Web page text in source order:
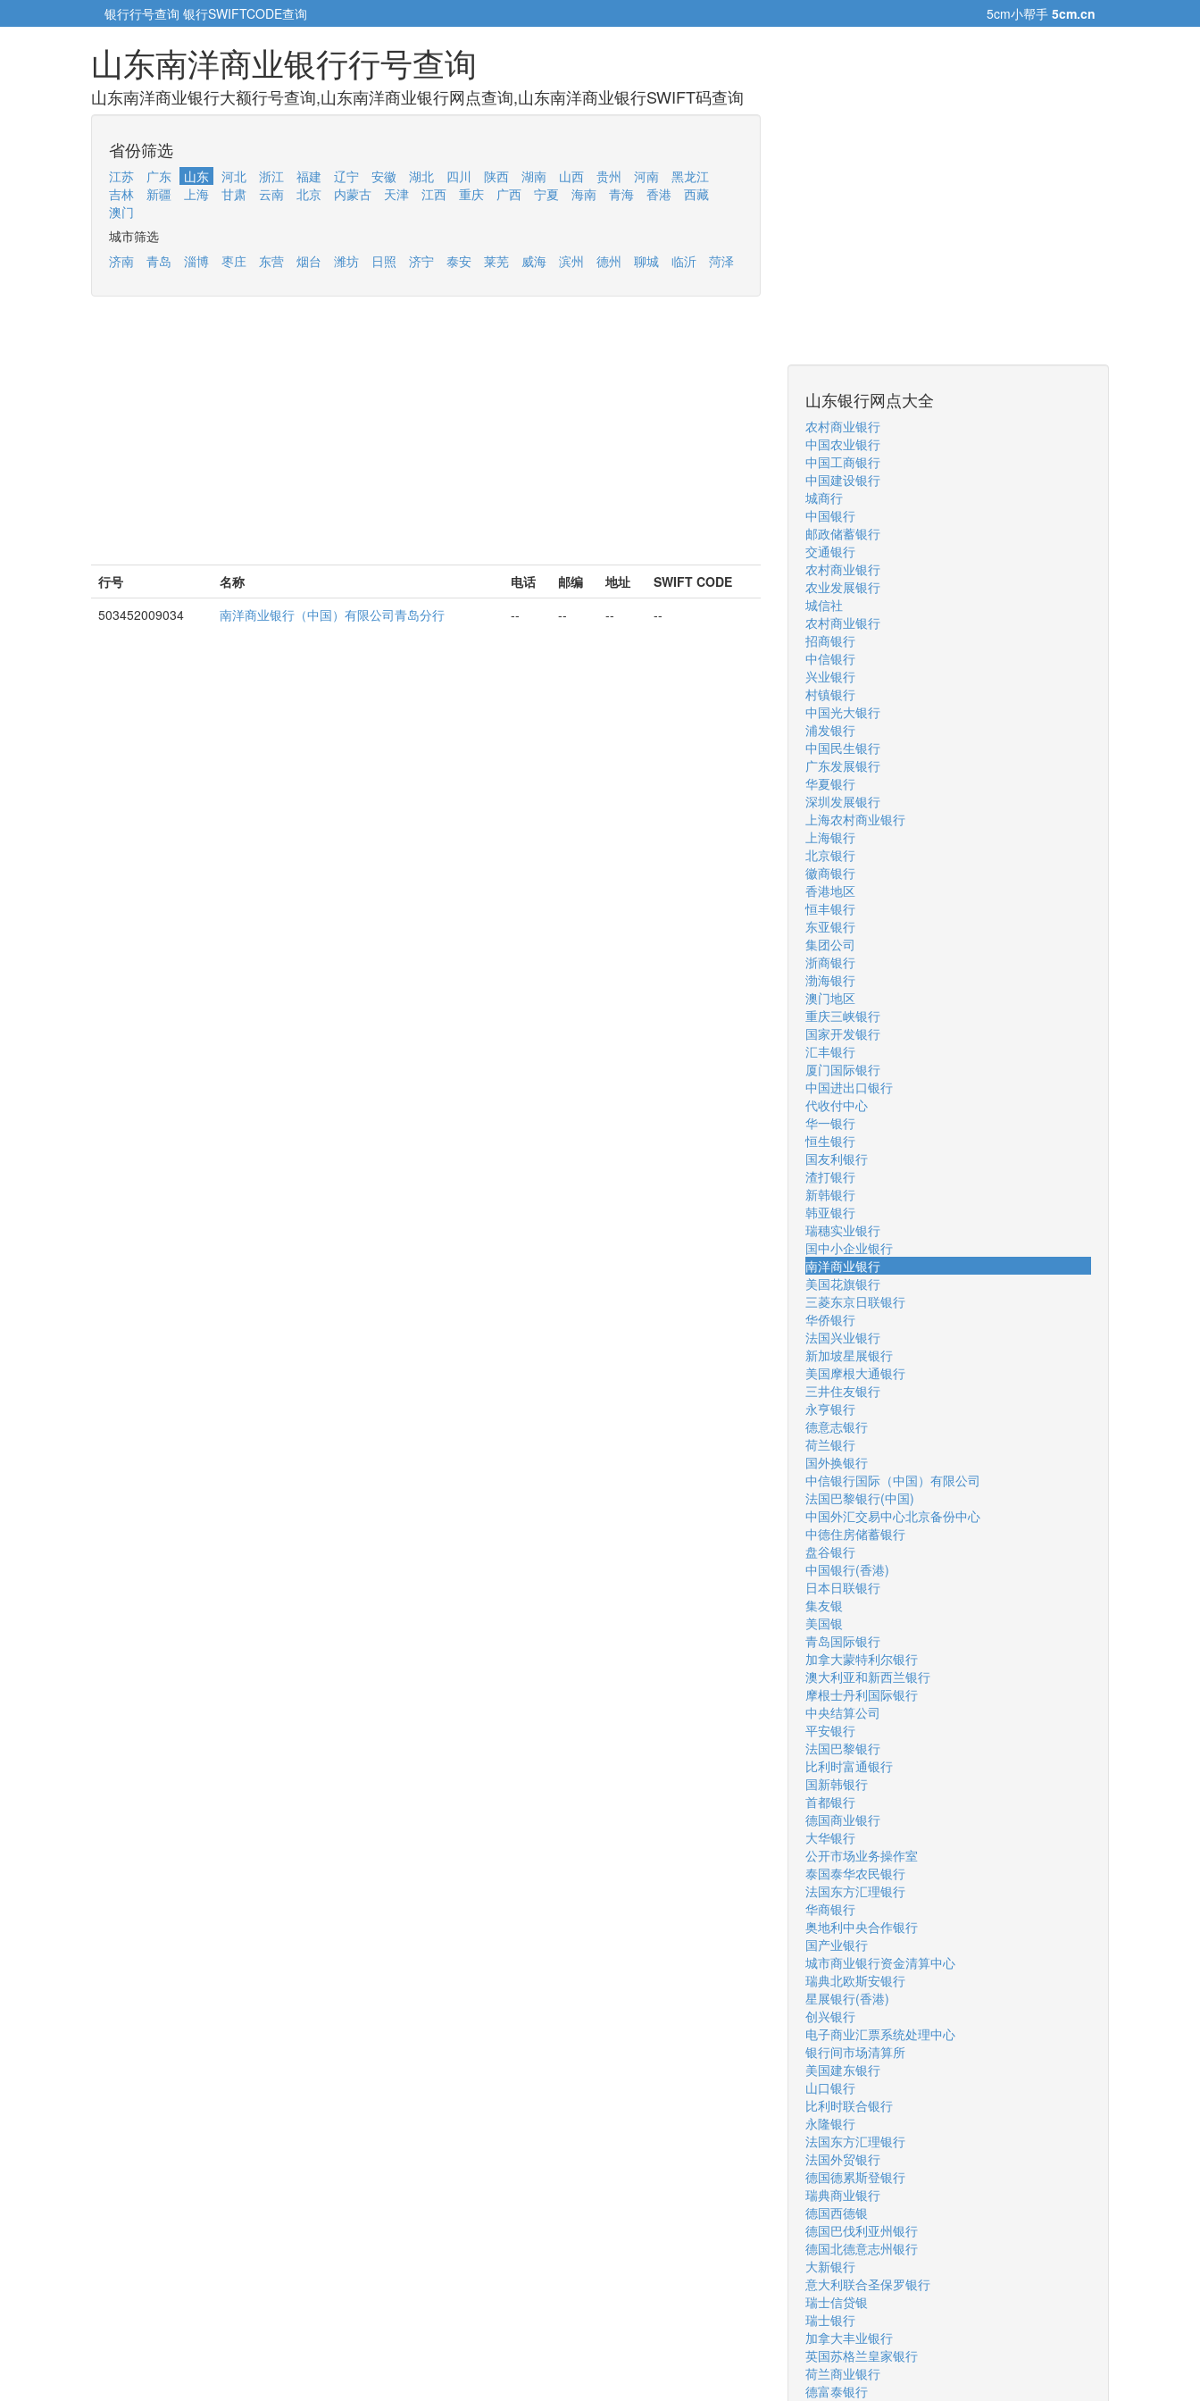
银行行号查询 银行SWIFTCODE查询 5cm小帮手 5cm.cn
山东南洋商业银行行号查询
山东南洋商业银行大额行号查询,山东南洋商业银行网点查询,山东南洋商业银行SWIFT码查询
省份筛选
江苏 广东 山东 河北 浙江 福建 辽宁 安徽 湖北 四川 陕西 湖南 山西 贵州 河南
黑龙江
吉林
新疆 上海 甘肃 云南 北京 内蒙古 天津 江西 重庆 广西 宁夏 海南 青海 香港
西藏
澳门
城市筛选
济南
青岛 淄博 枣庄 东营 烟台 潍坊 日照 济宁 泰安 莱芜 威海 滨州 德州 聊城 临沂 菏泽
行号 名称 电话 邮编 地址
SWIFT CODE
503452009034
南洋商业银行（中国）有限公司青岛分行 -- -- -- --
山东银行网点大全
农村商业银行
中国农业银行
中国工商银行
中国建设银行
城商行
中国银行
邮政储蓄银行
交通银行
农村商业银行
农业发展银行
城信社
农村商业银行
招商银行
中信银行
兴业银行
村镇银行
中国光大银行
浦发银行
中国民生银行
广东发展银行
华夏银行
深圳发展银行
上海农村商业银行
上海银行
北京银行
徽商银行
香港地区
恒丰银行
东亚银行
集团公司
浙商银行
渤海银行
澳门地区
重庆三峡银行
国家开发银行
汇丰银行
厦门国际银行
中国进出口银行
代收付中心
华一银行
恒生银行
国友利银行
渣打银行
新韩银行
韩亚银行
瑞穗实业银行
国中小企业银行
南洋商业银行
美国花旗银行
三菱东京日联银行
华侨银行
法国兴业银行
新加坡星展银行
美国摩根大通银行
三井住友银行
永亨银行
德意志银行
荷兰银行
国外换银行
中信银行国际（中国）有限公司
法国巴黎银行(中国)
中国外汇交易中心北京备份中心
中德住房储蓄银行
盘谷银行
中国银行(香港)
日本日联银行
集友银
美国银
青岛国际银行
加拿大蒙特利尔银行
澳大利亚和新西兰银行
摩根士丹利国际银行
中央结算公司
平安银行
法国巴黎银行
比利时富通银行
国新韩银行
首都银行
德国商业银行
大华银行
公开市场业务操作室
泰国泰华农民银行
法国东方汇理银行
华商银行
奥地利中央合作银行
国产业银行
城市商业银行资金清算中心
瑞典北欧斯安银行
星展银行(香港)
创兴银行
电子商业汇票系统处理中心
银行间市场清算所
美国建东银行
山口银行
比利时联合银行
永隆银行
法国东方汇理银行
法国外贸银行
德国德累斯登银行
瑞典商业银行
德国西德银
德国巴伐利亚州银行
德国北德意志州银行
大新银行
意大利联合圣保罗银行
瑞士信贷银
瑞士银行
加拿大丰业银行
英国苏格兰皇家银行
荷兰商业银行
德富泰银行